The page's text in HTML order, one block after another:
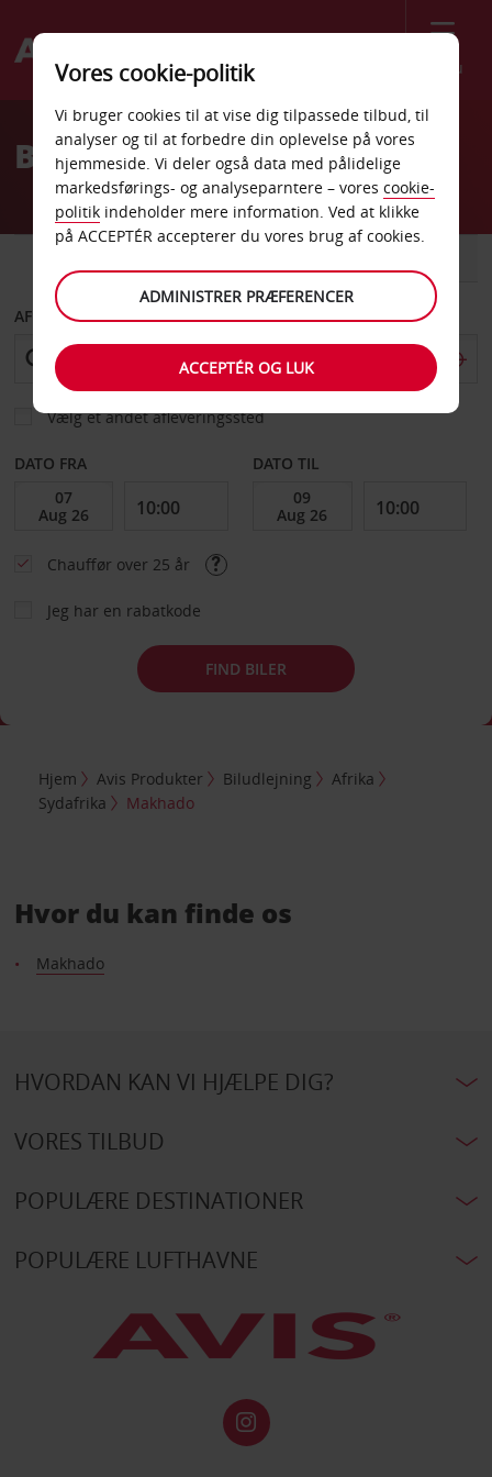
Menu
Welcome
AvisBilleje Makhado
AFHENT FRA
Vælg et andet afleveringssted
DATO FRA DATO TIL
Chauffør over 25 år
Jeg har en rabatkode
FIND BILER
Hjem Avis Produkter Biludlejning
Afrika
Sydafrika
Makhado
Hvor du kan finde os
Makhado
HVORDAN KAN VI HJÆLPE DIG?
VORES TILBUD
POPULÆRE DESTINATIONER
POPULÆRE LUFTHAVNE
Vores cookie-politik
Vi bruger cookies til at vise dig tilpassede tilbud, til
analyser og til at forbedre din oplevelse på vores
hjemmeside. Vi deler også data med pålidelige
markedsførings- og analyseparntere – vores cookie-
politik indeholder mere information. Ved at klikke
på ACCEPTÉR accepterer du vores brug af cookies.
ADMINISTRER PRÆFERENCER
ACCEPTÉR OG LUK